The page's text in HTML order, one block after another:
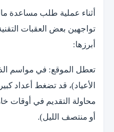
تواجهين بعض العقبات
أبرزها:
تعطل الموقع: في مواسم
الأعياد)، قد تضغط أعداد
محاولة التقديم في أوقات
أو منتصف الليل).